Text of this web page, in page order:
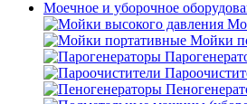
Моечное и уборочное
Мойки